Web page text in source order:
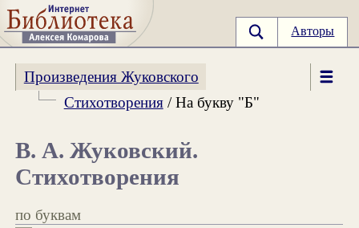
Авторы
Произведения Жуковского
Стихотворения/ На букву "Б"
В. А. Жуковский.
Стихотворения
по буквам